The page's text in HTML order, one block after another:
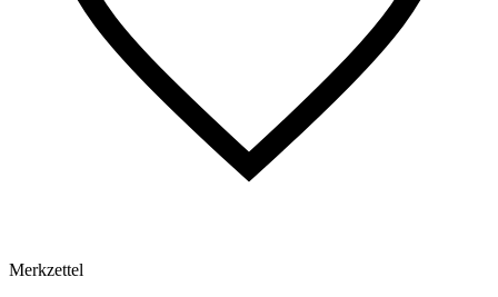
Merkzettel